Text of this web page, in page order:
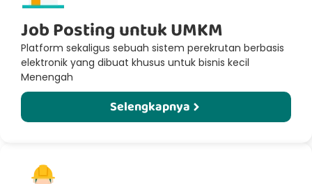
Job Posting untuk UMKM​
Platform sekaligus sebuah sistem perekrutan berbasis
elektronik yang dibuat khusus untuk bisnis kecil
Menengah
Selengkapnya